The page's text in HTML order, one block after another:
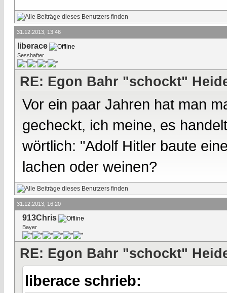
31.12.2013, 13:46
liberace
Sesshafter
RE: Egon Bahr "schockt"
Vor ein paar Jahren hat man
gecheckt, ich meine, es
wörtlich: "Adolf Hitler baute
lachen oder weinen?
31.12.2013, 16:20
913Chris
Bayer
RE: Egon Bahr "schockt"
liberace schrieb: